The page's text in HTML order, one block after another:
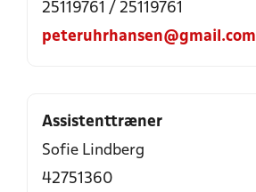
25119761 / 25119761
peteruhrhansen@gmail.com
Assistenttræner
Sofie Lindberg
42751360